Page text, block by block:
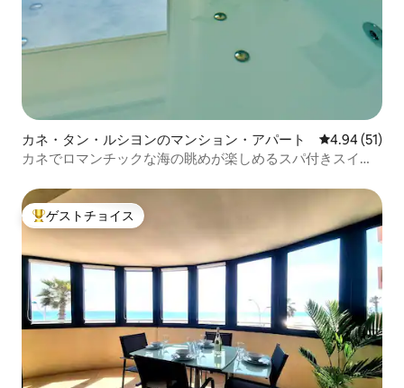
カネ・タン・ルシヨンのマンション・アパート レビュー51
4.94 (51)
カネでロマンチックな海の眺めが楽しめるスパ付きスイー
大好評のゲストチョイスです。
ゲストチョイス